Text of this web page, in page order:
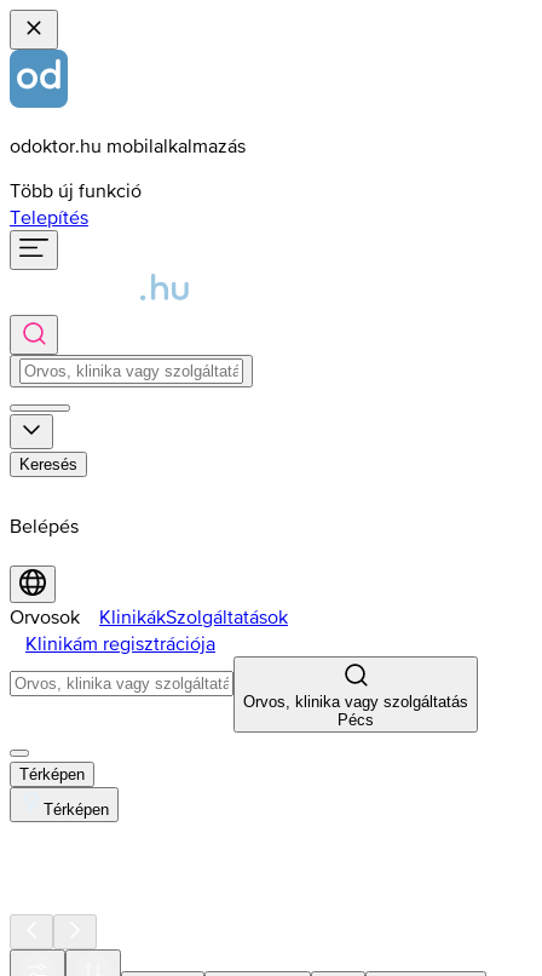
odoktor.hu mobilalkalmazás
Több új funkció
Telepítés
Keresés
Belépés
Orvosok KlinikákSzolgáltatások
Klinikám regisztrációja
Orvos, klinika vagy szolgáltatás
Pécs
Térképen
Térképen